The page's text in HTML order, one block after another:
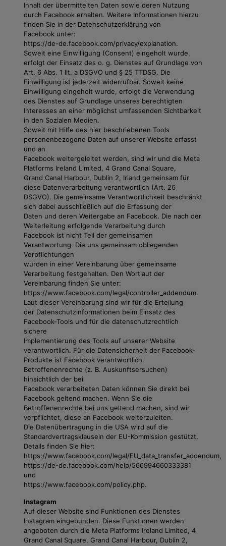
Inhalt der übermittelten Daten sowie deren Nutzung
durch Facebook erhalten. Weitere Informationen hierzu
finden Sie in der Datenschutzerklärung von
Facebook unter:
https://de-de.facebook.com/privacy/explanation.
Soweit eine Einwilligung (Consent) eingeholt wurde,
erfolgt der Einsatz des o. g. Dienstes auf Grundlage von
Art. 6 Abs. 1 lit. a DSGVO und § 25 TTDSG. Die
Einwilligung ist jederzeit widerrufbar. Soweit keine
Einwilligung eingeholt wurde, erfolgt die Verwendung
des Dienstes auf Grundlage unseres berechtigten
Interesses an einer möglichst umfassenden Sichtbarkeit
in den Sozialen Medien.
Soweit mit Hilfe des hier beschriebenen Tools
personenbezogene Daten auf unserer Website erfasst
und an
Facebook weitergeleitet werden, sind wir und die Meta
Platforms Ireland Limited, 4 Grand Canal Square,
Grand Canal Harbour, Dublin 2, Irland gemeinsam für
diese Datenverarbeitung verantwortlich (Art. 26
DSGVO). Die gemeinsame Verantwortlichkeit beschränkt
sich dabei ausschließlich auf die Erfassung der
Daten und deren Weitergabe an Facebook. Die nach der
Weiterleitung erfolgende Verarbeitung durch
Facebook ist nicht Teil der gemeinsamen
Verantwortung. Die uns gemeinsam obliegenden
Verpflichtungen
wurden in einer Vereinbarung über gemeinsame
Verarbeitung festgehalten. Den Wortlaut der
Vereinbarung finden Sie unter:
https://www.facebook.com/legal/controller_addendum.
Laut dieser Vereinbarung sind wir für die Erteilung
der Datenschutzinformationen beim Einsatz des
Facebook-Tools und für die datenschutzrechtlich
sichere
Implementierung des Tools auf unserer Website
verantwortlich. Für die Datensicherheit der Facebook-
Produkte ist Facebook verantwortlich.
Betroffenenrechte (z. B. Auskunftsersuchen)
hinsichtlich der bei
Facebook verarbeiteten Daten können Sie direkt bei
Facebook geltend machen. Wenn Sie die
Betroffenenrechte bei uns geltend machen, sind wir
verpflichtet, diese an Facebook weiterzuleiten.
Die Datenübertragung in die USA wird auf die
Standardvertragsklauseln der EU-Kommission gestützt.
Details finden Sie hier:
https://www.facebook.com/legal/EU_data_transfer_addendum,
https://de-de.facebook.com/help/566994660333381
und
https://www.facebook.com/policy.php.
Instagram
Auf dieser Website sind Funktionen des Dienstes
Instagram eingebunden. Diese Funktionen werden
angeboten durch die Meta Platforms Ireland Limited, 4
Grand Canal Square, Grand Canal Harbour, Dublin 2,